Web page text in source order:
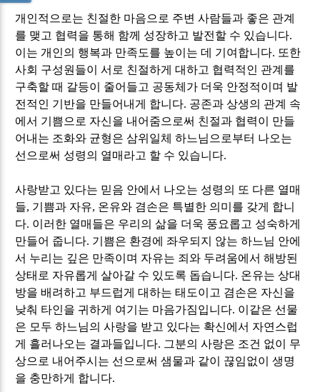
개인적으로는 친절한 마음으로 주변 사람들과 좋은 관계
를 맺고 협력을 통해 함께 성장하고 발전할 수 있습니다.
이는 개인의 행복과 만족도를 높이는 데 기여합니다. 또한
사회 구성원들이 서로 친절하게 대하고 협력적인 관계를
구축할 때 갈등이 줄어들고 공동체가 더욱 안정적이며 발
전적인 기반을 만들어내게 합니다. 공존과 상생의 관계 속
에서 기쁨으로 자신을 내어줌으로써 친절과 협력이 만들
어내는 조화와 균형은 삼위일체 하느님으로부터 나오는
선으로써 성령의 열매라고 할 수 있습니다.
사랑받고 있다는 믿음 안에서 나오는 성령의 또 다른 열매
들, 기쁨과 자유, 온유와 겸손은 특별한 의미를 갖게 합니
다. 이러한 열매들은 우리의 삶을 더욱 풍요롭고 성숙하게
만들어 줍니다. 기쁨은 환경에 좌우되지 않는 하느님 안에
서 누리는 깊은 만족이며 자유는 죄와 두려움에서 해방된
상태로 자유롭게 살아갈 수 있도록 돕습니다. 온유는 상대
방을 배려하고 부드럽게 대하는 태도이고 겸손은 자신을
낮춰 타인을 귀하게 여기는 마음가짐입니다. 이같은 선물
은 모두 하느님의 사랑을 받고 있다는 확신에서 자연스럽
게 흘러나오는 결과들입니다. 그분의 사랑은 조건 없이 무
상으로 내어주시는 선으로써 샘물과 같이 끊임없이 생명
을 충만하게 합니다.